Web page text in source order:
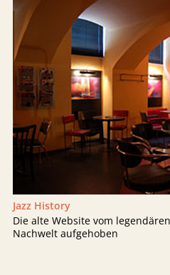
Jazz History
Die alte Website vom
Nachwelt aufgehoben